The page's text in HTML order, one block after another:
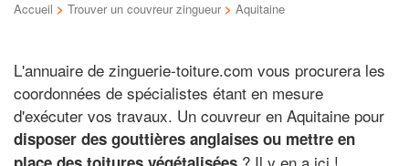
Accueil > Trouver un couvreur zingueur > Aquitaine
L'annuaire de zinguerie-toiture.com vous procurera les
coordonnées de spécialistes étant en mesure
d'exécuter vos travaux. Un couvreur en Aquitaine pour
disposer des gouttières anglaises ou mettre en
? Il y en a ici !